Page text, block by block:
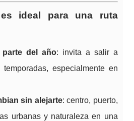
ideal para una ruta
parte del año: invita a salir a
especialmente en
sin alejarte: centro, puerto,
urbanas y naturaleza en una